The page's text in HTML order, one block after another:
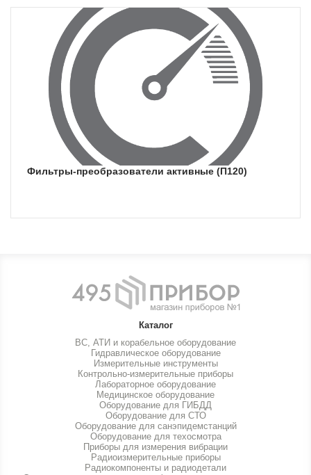
фильтры-преобразователи активные (П120)
Каталог
ВС, АТИ и корабельное оборудование
Гидравлическое оборудование
Измерительные инструменты
Контрольно-измерительные приборы
Лабораторное оборудование
Медицинское оборудование
Оборудование для ГИБДД
Оборудование для СТО
Оборудование для санэпидемстанций
Оборудование для техосмотра
Приборы для измерения вибрации
Радиоизмерительные приборы
Радиокомпоненты и радиодетали